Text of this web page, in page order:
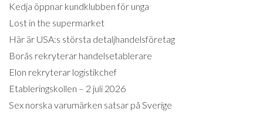
Kedja öppnar kundklubben för unga
Lost in the supermarket
Här är USA:s största detaljhandelsföretag
Borås rekryterar handelsetablerare
Elon rekryterar logistikchef
Etableringskollen – 2 juli 2026
Sex norska varumärken satsar på Sverige